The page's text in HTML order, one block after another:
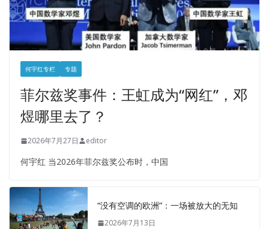
何宇红专栏 专题
菲尔兹奖事件：王虹成为“网红”，邓
煜哪里去了？
2026年7月27日 editor
何宇红 当2026年菲尔兹奖公布时，中国
“没有空调的欧洲”：一场被放大的无知
2026年7月13日